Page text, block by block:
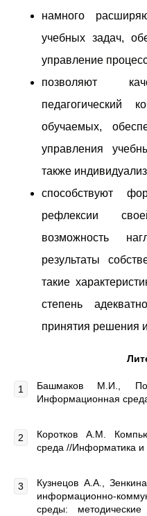
намного
учебных задач,
управление
позволяют
педагогический
обучаемых,
управления
также
способствуют
рефлексии
возможность
результаты
такие
степень
принятия решения и
Башмаков М.И.,
Информационная
Коротков А.М.
среда //Информатика и
Кузнецов А.А.,
информационно-
среды: